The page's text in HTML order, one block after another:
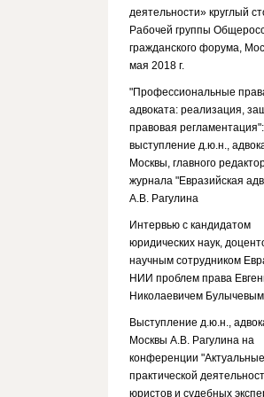
деятельности» круглый
Рабочей группы
гражданского форума,
мая 2018 г.
"Профессиональные
адвоката: реализация,
правовая регламентация":
выступление д.ю.н.,
Москвы, главного
журнала "Евразийская
А.В. Рагулина
Интервью с кандидатом
юридических наук,
научным сотрудником
НИИ проблем права
Николаевичем Булычевым
Выступление д.ю.н.,
Москвы А.В. Рагулина на
конференции
практической
юристов и судебных